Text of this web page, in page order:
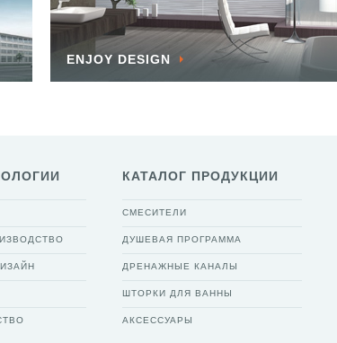
ENJOY DESIGN
КАТАЛОГ ПРОДУКЦИИ
СМЕСИТЕЛИ
ДУШЕВАЯ ПРОГРАММА
ДРЕНАЖНЫЕ КАНАЛЫ
ШТОРКИ ДЛЯ ВАННЫ
АКСЕССУАРЫ